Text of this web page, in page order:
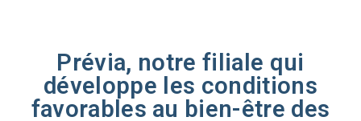
Prévia, notre filiale qui
développe les conditions
favorables au bien-être des